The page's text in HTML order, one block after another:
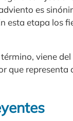
es
esta etapa los
viene del
que representa